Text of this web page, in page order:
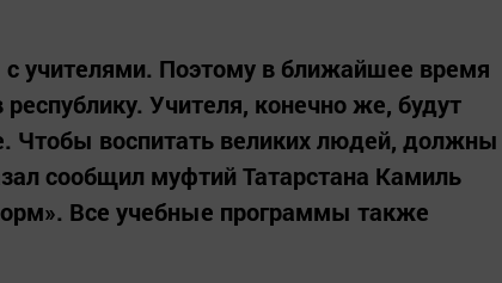
с учителями. Поэтому в ближайшее время
Учителя, конечно же, будут
Чтобы воспитать великих людей, должны
сообщил муфтий Татарстана Камиль
Все учебные программы также